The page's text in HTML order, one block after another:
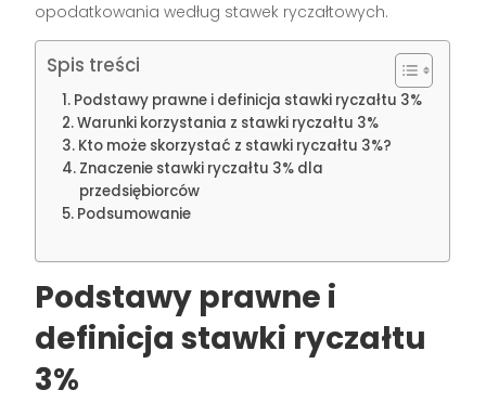
opodatkowania według stawek ryczałtowych.
Spis treści
Podstawy prawne i definicja stawki ryczałtu 3%
Warunki korzystania z stawki ryczałtu 3%
Kto może skorzystać z stawki ryczałtu 3%?
Znaczenie stawki ryczałtu 3% dla
przedsiębiorców
Podsumowanie
Podstawy prawne i
definicjastawki ryczałtu
3%